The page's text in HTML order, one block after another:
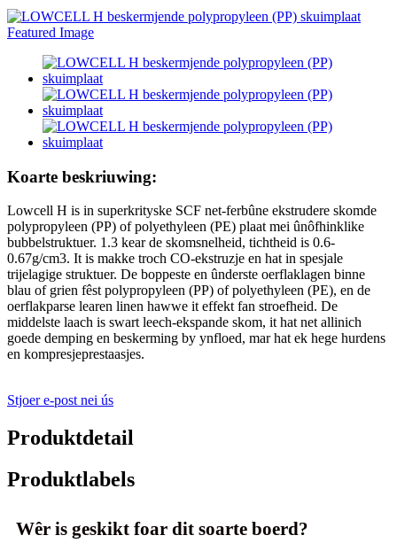
Koarte beskriuwing:
Lowcell H is in superkrityske SCF net-ferbûne ekstrudere skomde
polypropyleen (PP) of polyethyleen (PE) plaat mei ûnôfhinklike
bubbelstruktuer. 1.3 kear de skomsnelheid, tichtheid is 0.6-
0.67g/cm3. It is makke troch CO-ekstruzje en hat in spesjale
trijelagige struktuer. De boppeste en ûnderste oerflaklagen binne
blau of grien fêst polypropyleen (PP) of polyethyleen (PE), en de
oerflakparse learen linen hawwe it effekt fan stroefheid. De
middelste laach is swart leech-ekspande skom, it hat net allinich
goede demping en beskerming by ynfloed, mar hat ek hege hurdens
en kompresjeprestaasjes.
Stjoer e-post nei ús
Produktdetail
Produktlabels
Wêr is geskikt foar dit soarte boerd?